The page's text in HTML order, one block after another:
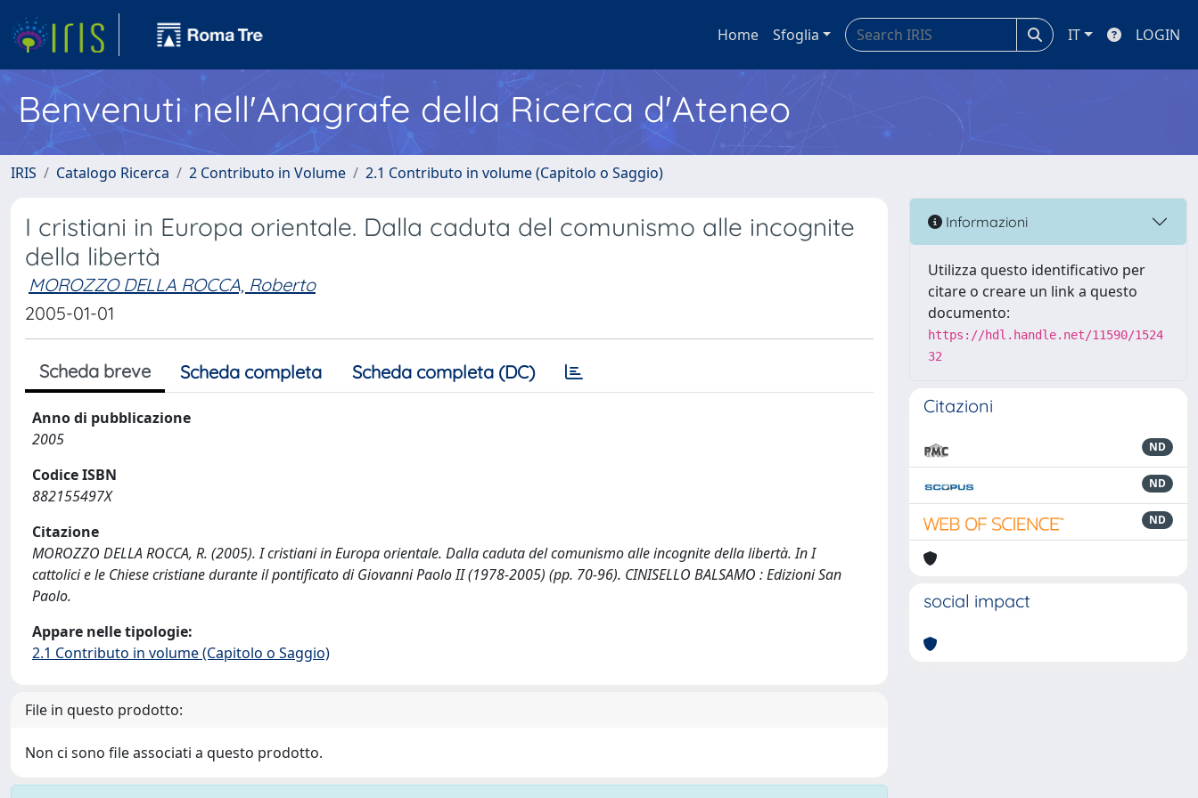
Home Sfoglia IT LOGIN
Benvenuti nell'Anagrafe della Ricerca d'Ateneo
IRIS Catalogo Ricerca 2 Contributo in Volume 2.1 Contributo in volume (Capitolo o Saggio)
I cristiani in Europa orientale. Dalla caduta del comunismo alle incognite
della libertà
MOROZZO DELLA ROCCA, Roberto
2005-01-01
Scheda breve Scheda completa Scheda completa (DC)
Anno di pubblicazione
2005
Codice ISBN
882155497X
Citazione
MOROZZO DELLA ROCCA, R. (2005). I cristiani in Europa orientale. Dalla caduta del comunismo alle incognite della libertà. In I
cattolici e le Chiese cristiane durante il pontificato di Giovanni Paolo II (1978-2005) (pp. 70-96). CINISELLO BALSAMO : Edizioni San
Paolo.
Appare nelle tipologie:
2.1 Contributo in volume (Capitolo o Saggio)
File in questo prodotto:
Non ci sono file associati a questo prodotto.
Informazioni
Utilizza questo identificativo per
citare o creare un link a questo
documento:
https://hdl.handle.net/11590/1524
32
Citazioni
ND
ND
ND
social impact